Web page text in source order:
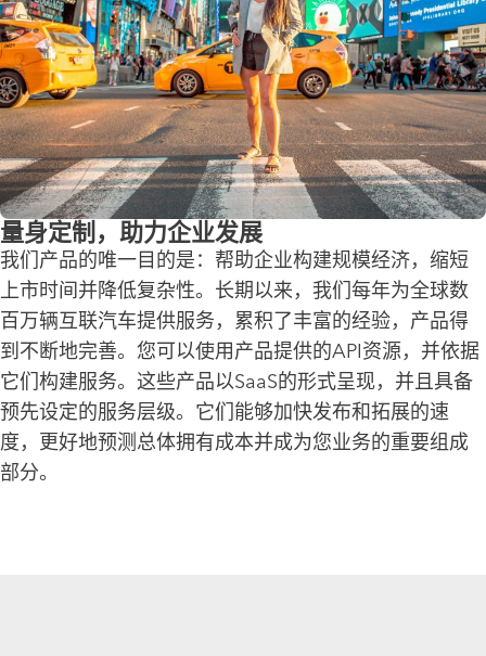
量身定制，助力企业发展
我们产品的唯一目的是：帮助企业构建规模经济，缩短
上市时间并降低复杂性。长期以来，我们每年为全球数
百万辆互联汽车提供服务，累积了丰富的经验，产品得
到不断地完善。您可以使用产品提供的API资源，并依据
它们构建服务。这些产品以SaaS的形式呈现，并且具备
预先设定的服务层级。它们能够加快发布和拓展的速
度，更好地预测总体拥有成本并成为您业务的重要组成
部分。